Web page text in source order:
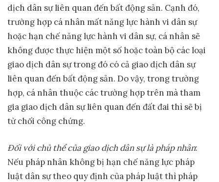
dịch dân sự liên quan đến bất động sản. Cạnh đó,
trường hợp cá nhân mất năng lực hành vi dân sự
hoặc hạn chế năng lực hành vi dân sự, cá nhân sẽ
không được thực hiện một số hoặc toàn bộ các loại
giao dịch dân sự trong đó có cả giao dịch dân sự
liên quan đến bất động sản. Do vậy, trong trường
hợp, cá nhân thuộc các trường hợp trên mà tham
gia giao dịch dân sự liên quan đến đất đai thì sẽ bị
từ chối công chứng.
Đối với chủ thể của giao dịch dân sự là pháp nhân:
Nếu pháp nhân không bị hạn chế năng lực pháp
luật dân sự theo quy định của pháp luật thì pháp